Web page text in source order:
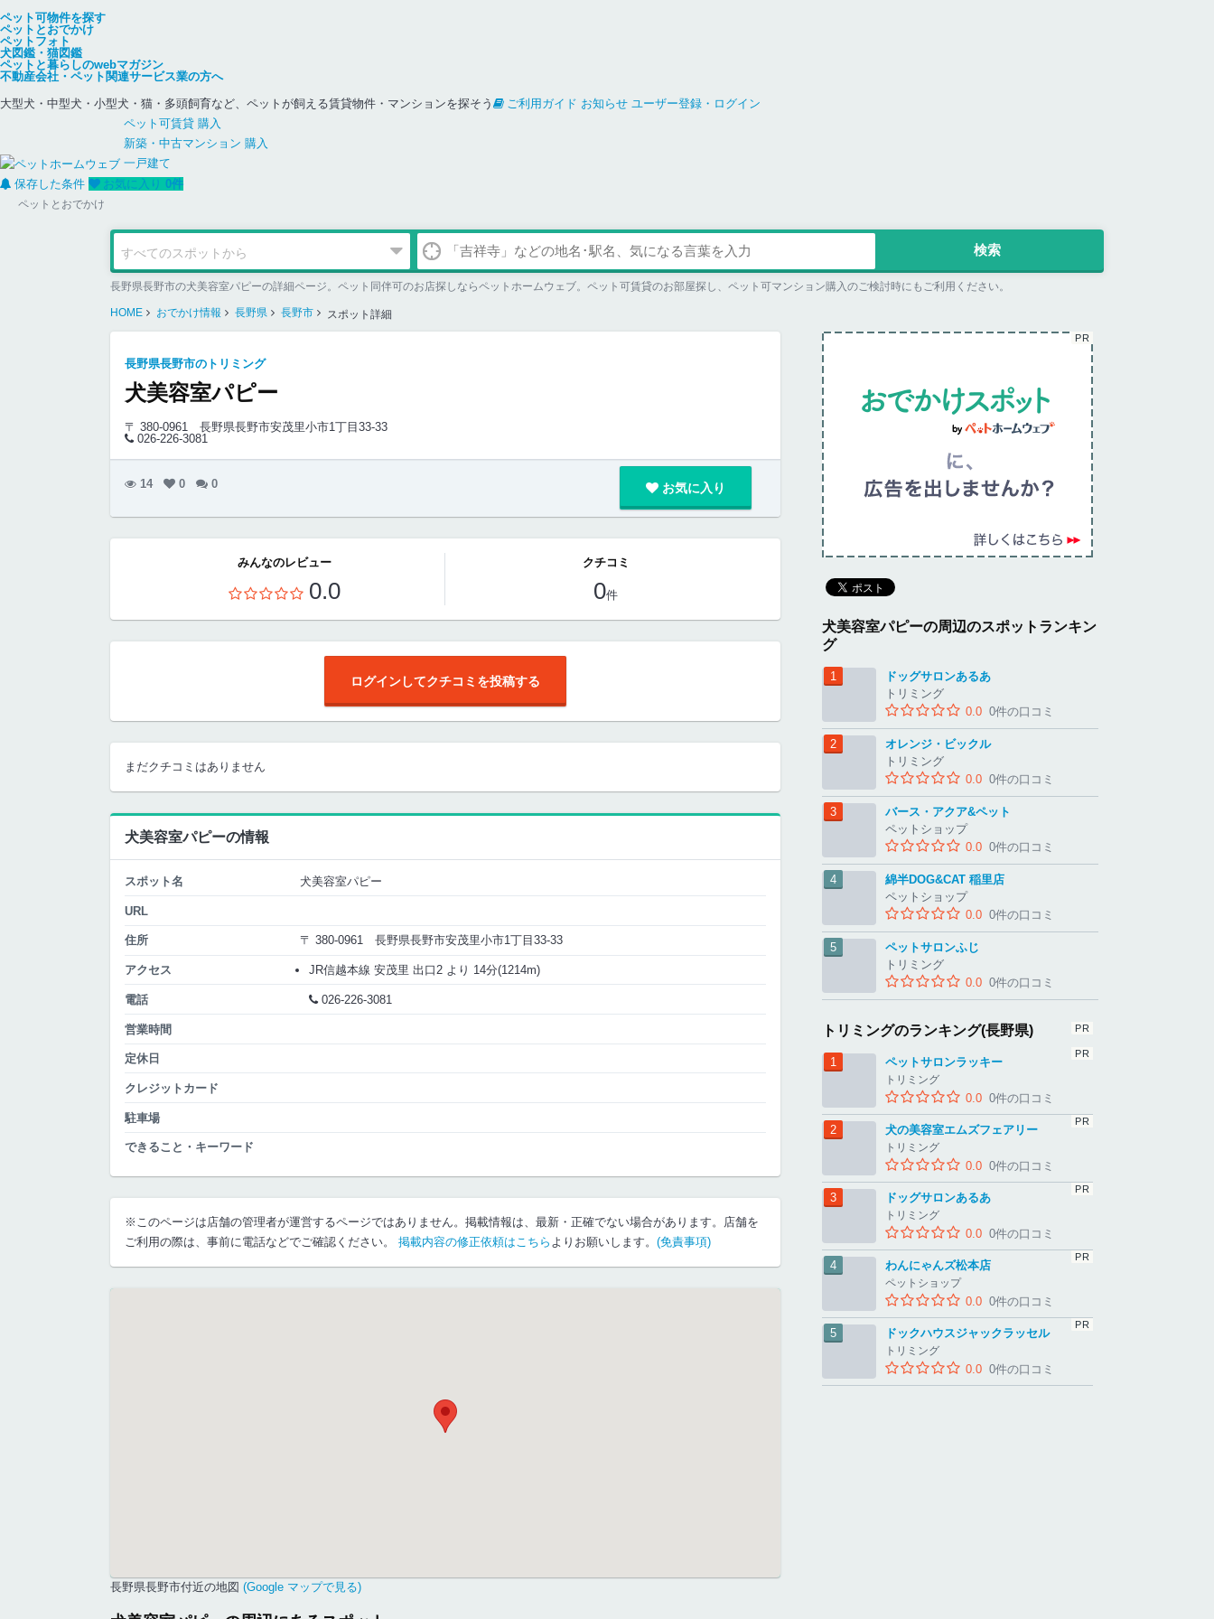
ペット可物件を探す
ペットとおでかけ
ペットフォト
犬図鑑・猫図鑑
ペットと暮らしのwebマガジン
不動産会社・ペット関連サービス業の方へ
大型犬・中型犬・小型犬・猫・多頭飼育など、ペットが飼える賃貸物件・マンションを探そう
ご利用ガイド お知らせ ユーザー登録・ログイン
ペット可賃貸 購入
新築・中古マンション 購入
一戸建て
保存した条件
お気に入り 0件
ペットとおでかけ
長野県長野市の犬美容室パピーの詳細ページ。ペット同伴可のお店探しならペットホームウェブ。ペット可賃貸のお部屋探し、ペット可マンション購入のご検討時にもご利用ください。
HOME おでかけ情報 長野県 長野市 スポット詳細
長野県長野市のトリミング
犬美容室パピー
〒 380-0961
長野県長野市安茂里小市1丁目33-33
026-226-3081
14 0 0 お気に入り
みんなのレビュー
0.0
クチコミ
0件
ログインしてクチコミを投稿する
まだクチコミはありません
犬美容室パピーの情報
スポット名 犬美容室パピー
URL
住所 〒 380-0961 長野県長野市安茂里小市1丁目33-33
アクセス JR信越本線 安茂里 出口2 より 14分(1214m)
電話 026-226-3081
営業時間
定休日
クレジットカード
駐車場
できること・キーワード
※このページは店舗の管理者が運営するページではありません。掲載情報は、最新・正確でない場合があります。店舗を
ご利用の際は、事前に電話などでご確認ください。 掲載内容の修正依頼はこちら よりお願いします。 (免責事項)
長野県長野市付近の地図 (Google マップで見る)
犬美容室パピーの周辺のスポットランキン
グ
ドッグサロンあるあ
トリミング
0.0 0件の口コミ
オレンジ・ビックル
トリミング
0.0 0件の口コミ
バース・アクア&ペット
ペットショップ
0.0 0件の口コミ
綿半DOG&CAT 稲里店
ペットショップ
0.0 0件の口コミ
ペットサロンふじ
トリミング
0.0 0件の口コミ
トリミングのランキング(長野県)
ペットサロンラッキー
トリミング
0.0 0件の口コミ
犬の美容室エムズフェアリー
トリミング
0.0 0件の口コミ
ドッグサロンあるあ
トリミング
0.0 0件の口コミ
わんにゃんズ松本店
ペットショップ
0.0 0件の口コミ
ドックハウスジャックラッセル
トリミング
0.0 0件の口コミ